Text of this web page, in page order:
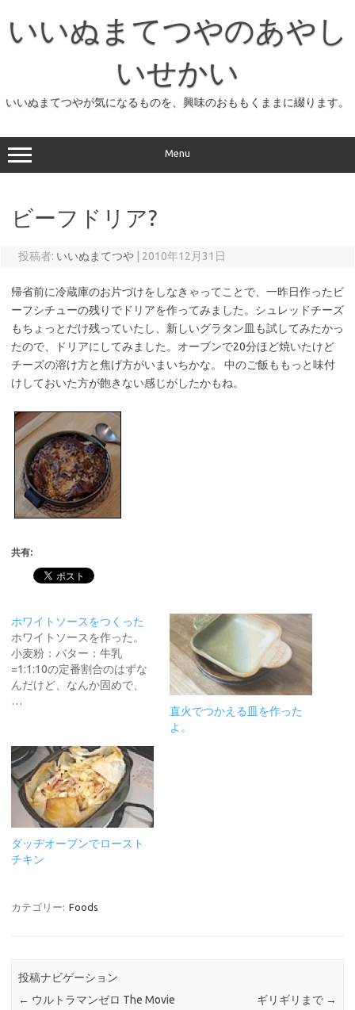
プ
いいぬまてつやのあやし
いせかい
いいぬまてつやが気になるものを、興味のおももくままに綴ります。
Menu
ビーフドリア?
投稿者: いいぬまてつや 2010年12月31日
帰省前に冷蔵庫のお片づけをしなきゃってことで、一昨日作ったビ
ーフシチューの残りでドリアを作ってみました。シュレッドチーズ
もちょっとだけ残っていたし、新しいグラタン皿も試してみたかっ
たので、ドリアにしてみました。オーブンで20分ほど焼いたけど
チーズの溶け方と焦げ方がいまいちかな。 中のご飯ももっと味付
けしておいた方が飽きない感じがしたかもね。
共有:
ホワイトソースをつくった
ホワイトソースを作った。
小麦粉：バター：牛乳
=1:1:10の定番割合のはずな
んだけど、なんか固めで、
…
直火でつかえる皿を作った
よ。
ダッヂオーブンでロースト
チキン
カテゴリー: Foods
投稿ナビゲーション
← ウルトラマンゼロ The Movie
ギリギリまで →